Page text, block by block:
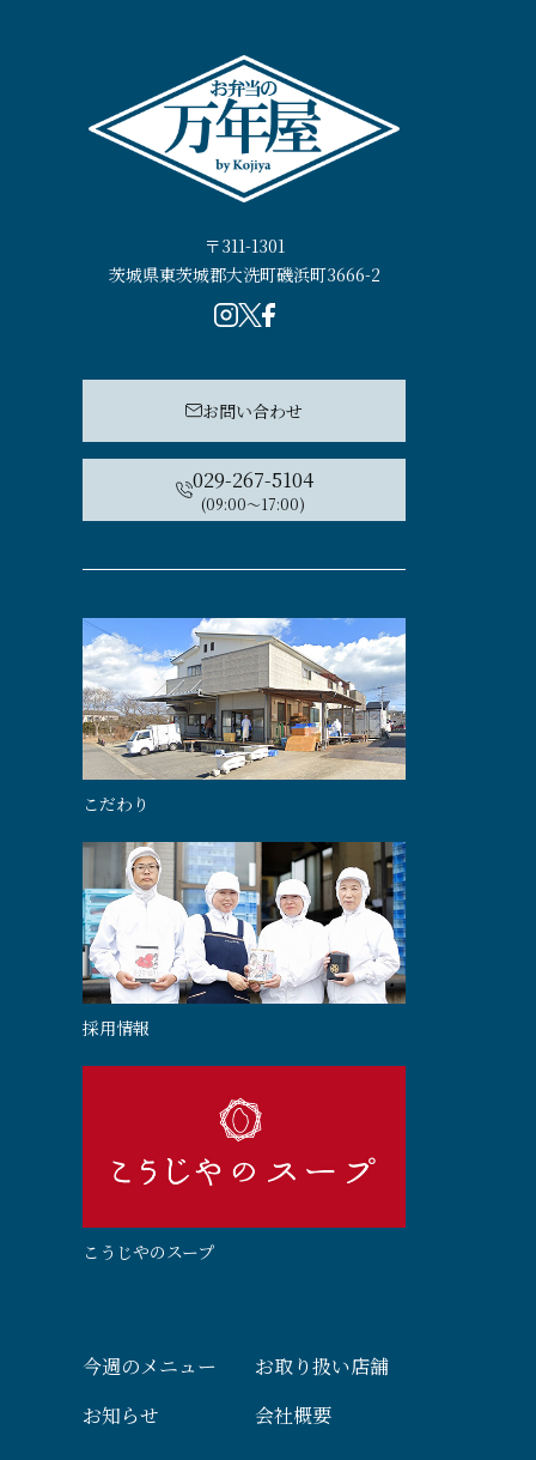
〒311-1301
茨城県東茨城郡大洗町磯浜町3666-2
お問い合わせ
029-267-5104
(09:00〜17:00)
こだわり
採用情報
こうじやのスープ
今週のメニュー
お取り扱い店舗
お知らせ
会社概要